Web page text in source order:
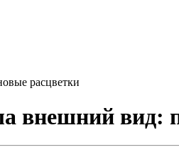
расцветки
внешний вид: